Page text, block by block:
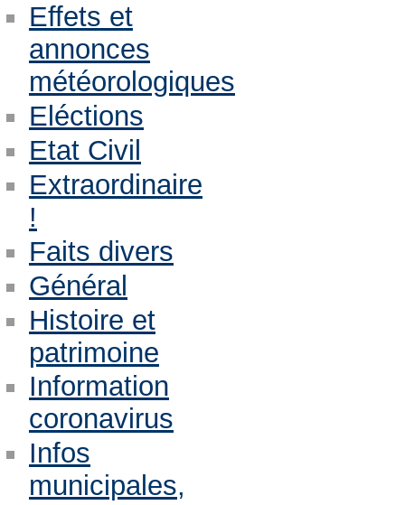
Effets et
annonces
météorologiques
Eléctions
Etat Civil
Extraordinaire
!
Faits divers
Général
Histoire et
patrimoine
Information
coronavirus
Infos
municipales,